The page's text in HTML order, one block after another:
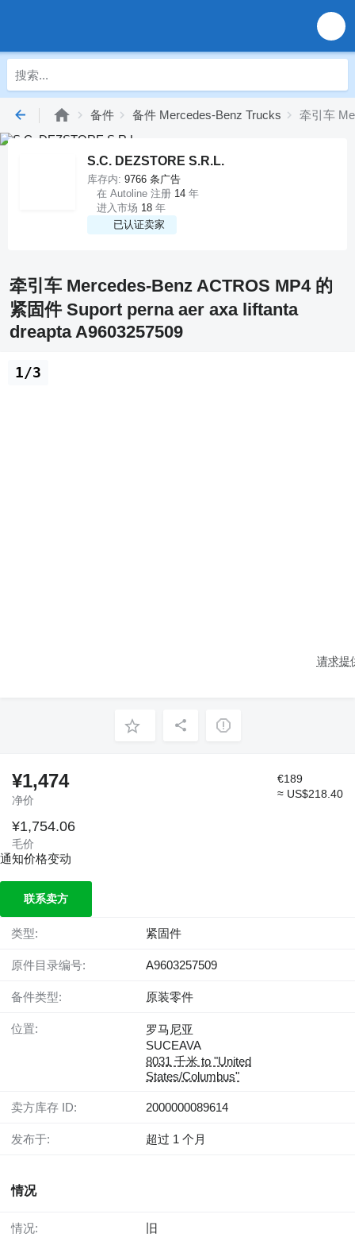
备件 备件 Mercedes-Benz Trucks 牵引车
S.C. DEZSTORE S.R.L.
已认证卖家
库存内: 9766 条广告
在 Autoline 注册 14 年
进入市场 18 年
牵引车 Mercedes-Benz ACTROS MP4 的
紧固件 Suport perna aer axa liftanta
dreapta A9603257509
请求提
1/3
¥1,474
净价
€189
≈ US$218.40
¥1,754.06
毛价
通知价格变动
联系卖方
类型: 紧固件
原件目录编号: A9603257509
备件类型: 原装零件
位置:
罗马尼亚
SUCEAVA
8031 千米 to "United
States/Columbus"
卖方库存 ID: 2000000089614
发布于: 超过 1 个月
情况
情况: 旧